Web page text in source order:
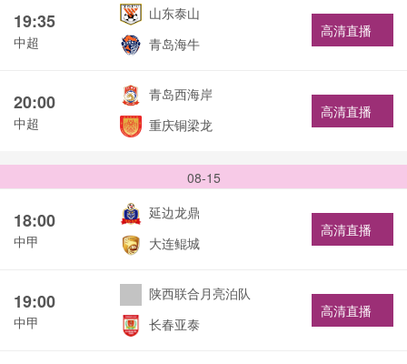
19:35
中超
山东泰山
青岛海牛
高清直播
20:00
中超
青岛西海岸
重庆铜梁龙
高清直播
08-15
18:00
中甲
延边龙鼎
大连鲲城
高清直播
19:00
中甲
陕西联合月亮泊队
长春亚泰
高清直播